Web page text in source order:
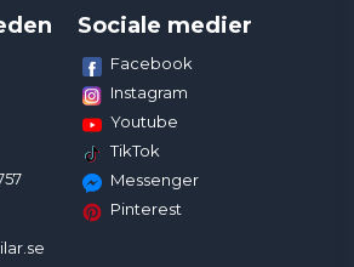
Sociale medier
Facebook
Instagram
Youtube
TikTok
Messenger
Pinterest